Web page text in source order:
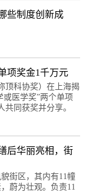
些制度创新成
项奖金1千万元
顶科协奖）在上海揭
或医学奖”两个单项
同获奖并分享。
后华丽亮相，街
街区，其内有11幢
蔚为壮观。负责11